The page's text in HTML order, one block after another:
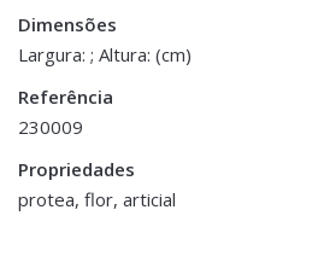
Dimensões
Largura: ; Altura: (cm)
Referência
230009
Propriedades
protea, flor, articial
Dimensões
Be the first to review “Pé
Protea Branca”
You must be <a href="https://
conta/">logged in</a> to post a